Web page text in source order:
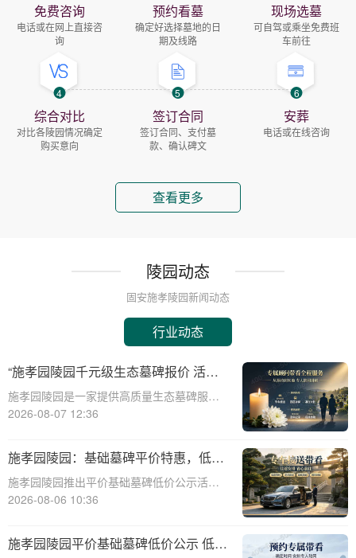
免费咨询
电话或在网上直接咨
询
预约看墓
确定好选择墓地的日
期及线路
现场选墓
可自驾或乘坐免费班
车前往
4
综合对比
对比各陵园情况确定
购买意向
5
签订合同
签订合同、支付墓
款、确认碑文
6
安葬
电话或在线咨询
查看更多
陵园动态
固安施孝陵园新闻动态
行业动态
“施孝园陵园千元级生态墓碑报价 活动
期免费更换碑面石材 优惠福利详解析”
施孝园陵园是一家提供高质量生态墓碑服务
的知名陵园，其推出的千元级生态墓碑报价
活动的优惠福利，帮助消费者更好地了解和
选择。施孝园陵园的生态墓碑采用环保材
料，符合现代
2026-08-07 12:36
施孝园陵园：基础墓碑平价特惠，低预
算家庭专属优惠详解
施孝园陵园推出平价基础墓碑低价公示活
动，为低预算家庭提供专属优惠，帮助您在
济实惠且美观的墓碑。☎ 施孝园陵园电
话:400-838-5063平价基础墓碑的特点：
2026-08-06 10:36
施孝园陵园平价基础墓碑低价公示 低预